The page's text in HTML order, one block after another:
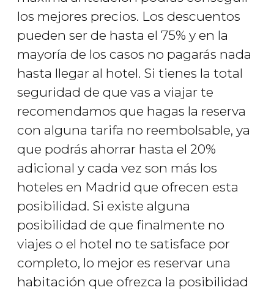
los mejores precios. Los descuentos
pueden ser de hasta el 75% y en la
mayoría de los casos no pagarás nada
hasta llegar al hotel. Si tienes la total
seguridad de que vas a viajar te
recomendamos que hagas la reserva
con alguna tarifa no reembolsable, ya
que podrás ahorrar hasta el 20%
adicional y cada vez son más los
hoteles en Madrid que ofrecen esta
posibilidad. Si existe alguna
posibilidad de que finalmente no
viajes o el hotel no te satisface por
completo, lo mejor es reservar una
habitación que ofrezca la posibilidad